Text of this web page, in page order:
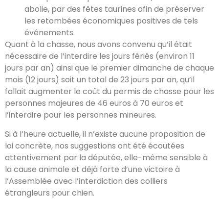
abolie, par des fêtes taurines afin de préserver
les retombées économiques positives de tels
événements.
Quant à la chasse, nous avons convenu qu’il était
nécessaire de l’interdire les jours fériés (environ 11
jours par an) ainsi que le premier dimanche de chaque
mois (12 jours) soit un total de 23 jours par an, qu’il
fallait augmenter le coût du permis de chasse pour les
personnes majeures de 46 euros à 70 euros et
l’interdire pour les personnes mineures.
Si à l’heure actuelle, il n’existe aucune proposition de
loi concrète, nos suggestions ont été écoutées
attentivement par la députée, elle-même sensible à
la cause animale et déjà forte d’une victoire à
l’Assemblée avec l’interdiction des colliers
étrangleurs pour chien.